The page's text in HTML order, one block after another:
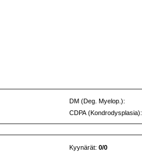
DM (Deg. Myelop.):
CDPA (Kondrodysplasia):
Kyynärät:0/0